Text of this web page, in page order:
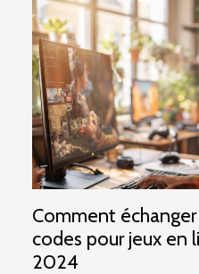
Comment
codes pour jeux en
2024